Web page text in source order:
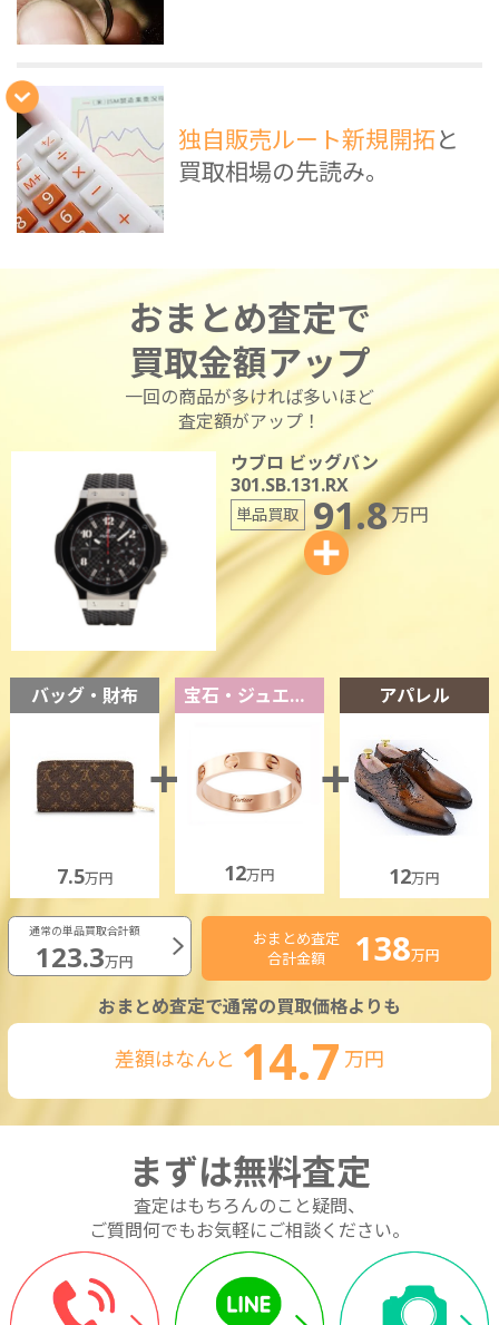
独自販売ルート新規開拓と
買取相場の先読み。
おまとめ査定で
買取金額アップ
一回の商品が多ければ多いほど
査定額がアップ！
ウブロ ビッグバン
301.SB.131.RX
単品買取 91.8万円
バッグ・財布
7.5万円
宝石・ジュエリー
12万円
アパレル
12万円
通常の単品買取合計額
123.3万円
おまとめ査定
合計金額
138万円
おまとめ査定で通常の買取価格よりも
差額はなんと 14.7 万円
まずは無料査定
査定はもちろんのこと疑問、
ご質問何でもお気軽にご相談ください。